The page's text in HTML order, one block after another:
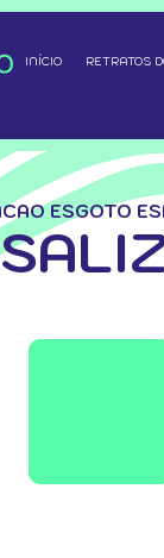
INÍCIO RETRATOS
ESGOTO